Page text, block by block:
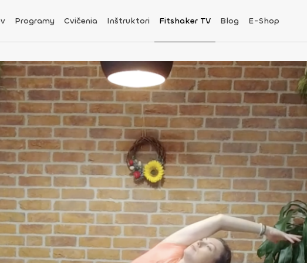
Programy Cvičenia Inštruktori Fitshaker TV Blog E-Shop